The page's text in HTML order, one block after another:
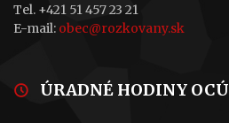
Tel. +421 51 457 23 21
E-mail: obec@rozkovany.sk
ÚRADNÉ HODINY OCÚ